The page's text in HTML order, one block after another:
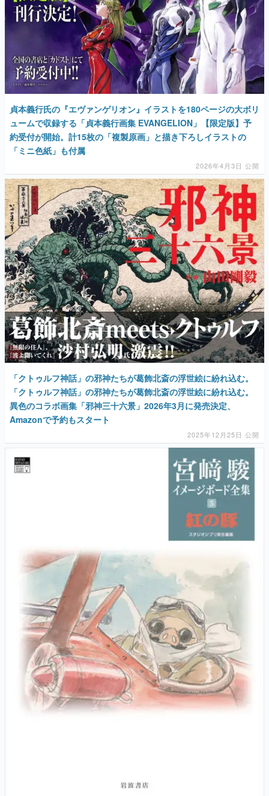
貞本義行氏の『エヴァンゲリオン』イラストを180ページの大ボリ
ュームで収録する「貞本義行画集 EVANGELION」【限定版】予
約受付が開始。計15枚の「複製原画」と描き下ろしイラストの
「ミニ色紙」も付属
2026年4月3日 公開
「クトゥルフ神話」の邪神たちが葛飾北斎の浮世絵に紛れ込む。
「クトゥルフ神話」の邪神たちが葛飾北斎の浮世絵に紛れ込む。
異色のコラボ画集「邪神三十六景」2026年3月に発売決定、
Amazonで予約もスタート
2025年12月25日 公開